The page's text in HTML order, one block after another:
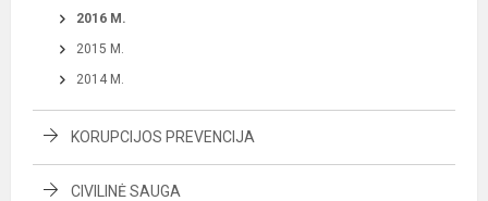
2016 M.
2015 M.
2014 M.
KORUPCIJOS PREVENCIJA
CIVILINĖ SAUGA